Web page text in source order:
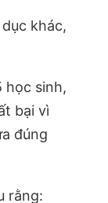
khác,
học sinh,
bại vì
đúng
rằng: